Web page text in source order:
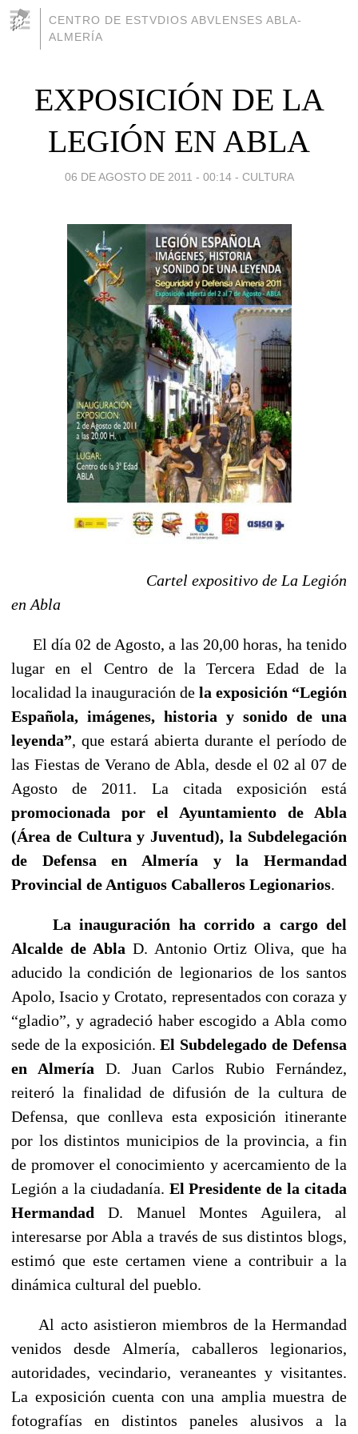
CENTRO DE ESTVDIOS ABVLENSES ABLA-
ALMERÍA
EXPOSICIÓN DE LA
LEGIÓN EN ABLA
06 DE AGOSTO DE 2011 - 00:14 - CULTURA
Cartel expositivo de La Legión
en Abla
El día 02 de Agosto, a las 20,00 horas, ha tenido
lugar en el Centro de la Tercera Edad de la
localidad la inauguración de la exposición “Legión
Española, imágenes, historia y sonido de una
leyenda”, que estará abierta durante el período de
las Fiestas de Verano de Abla, desde el 02 al 07 de
Agosto de 2011. La citada exposición está
promocionada por el Ayuntamiento de Abla
(Área de Cultura y Juventud), la Subdelegación
de Defensa en Almería y la Hermandad
Provincial de Antiguos Caballeros Legionarios.
La inauguración ha corrido a cargo del
Alcalde de Abla D. Antonio Ortiz Oliva, que ha
aducido la condición de legionarios de los santos
Apolo, Isacio y Crotato, representados con coraza y
“gladio”, y agradeció haber escogido a Abla como
sede de la exposición.El Subdelegado de Defensa
en Almería D. Juan Carlos Rubio Fernández,
reiteró la finalidad de difusión de la cultura de
Defensa, que conlleva esta exposición itinerante
por los distintos municipios de la provincia, a fin
de promover el conocimiento y acercamiento de la
Legión a la ciudadanía. El Presidente de la citada
Hermandad D. Manuel Montes Aguilera, al
interesarse por Abla a través de sus distintos blogs,
estimó que este certamen viene a contribuir a la
dinámica cultural del pueblo.
Al acto asistieron miembros de la Hermandad
venidos desde Almería, caballeros legionarios,
autoridades, vecindario, veraneantes y visitantes.
La exposición cuenta con una amplia muestra de
fotografías en distintos paneles alusivos a la